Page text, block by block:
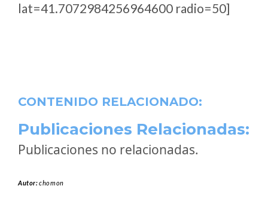
lat=41.7072984256964600 radio=50]
CONTENIDO RELACIONADO:
Publicaciones Relacionadas:
Publicaciones no relacionadas.
Autor:chomon